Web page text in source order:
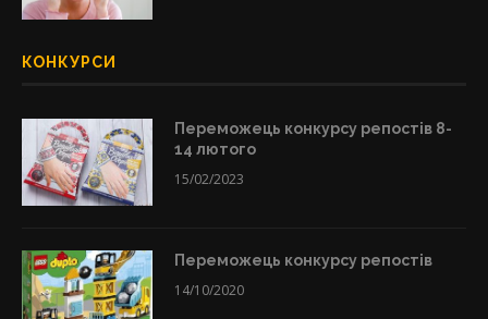
КОНКУРСИ
Переможець конкурсу репостів 8-
14 лютого
15/02/2023
Переможець конкурсу репостів
14/10/2020